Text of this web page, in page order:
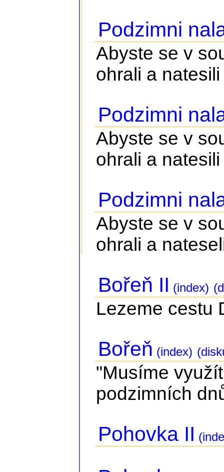
Podzimni
Abyste se v
ohrali a
Podzimni
Abyste se v
ohrali a
Podzimni
Abyste se v
ohrali a
Bořeň II (index)
Lezeme cestu
Bořeň (index)
"Musíme
podzimních
Pohovka II